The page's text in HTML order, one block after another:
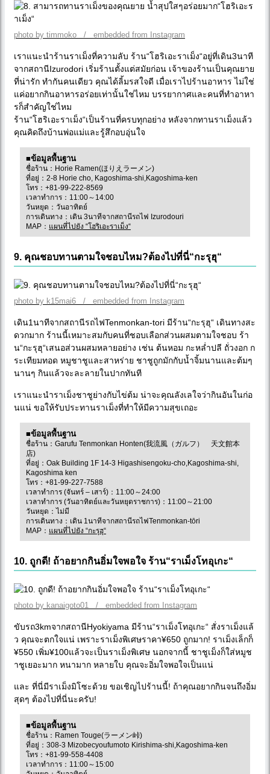
photo by timmoko / embedded from Instagram
เราแนะนำร้านราเม็งที่ความลับ ร้าน“โฮริเอะราเม็ง“อยู่ที่เดิน3นาที
จากสถานีIzurodori เริ่มร้านตั้งแต่สมัยก่อน เจ้าของร้านเป็นคุณยาย
ที่น่ารัก ทำกันคนเดียว คุณได้ลิ้มรสใจดี เมื่อเราไปร้านอาหาร ไม่ใช่
แค่อยากกินอาหารอร่อยเท่านั้นใช่ไหม บรรยากาศและคนที่ทำอาหา
รก็สำคัญใช่ไหม
ร้าน“โฮริเอะราเม็ง“เป็นร้านที่ครบทุกอย่าง หลังจากทานราเม็งแล้ว
คุณคิดถึงบ้านพ่อแม่และรู้สึกอบอุ่นใจ
■ข้อมูลพื้นฐาน
ชื่อร้าน：Horie Ramen(ほりえラーメン)
ที่อยู่：2-8 Horie cho, Kagoshima-shi,Kagoshima-ken
โทร：+81-99-222-8569
เวลาทำการ：11:00～14:00
วันหยุด：วันอาทิตย์
การเดินทาง：เดิน 3นาทีจากสถานีรถไฟ Izurodouri
MAP： แผนที่ไปยัง “โฮริเอะราเม็ง“
9. คุณชอบทานตามใจชอบไหม?ต้องไปที่นี่“กะรุฮุ“
photo by k15mai6 / embedded from Instagram
เดิน1นาทีจากสถานีรถไฟTenmonkan-tori มีร้าน“กะรุฮุ“ เดินทางสะ
ดวกมาก ร้านนี้เหมาะสมกับคนที่ชอบเลือกส่วนผสมตามใจชอบ ร้า
น“กะรุฮุ“เสนอส่วนผสมหลายอย่าง เช่น ต้นหอม กะหล่ำปลี ถั่วงอก ก
ระเทียมทอด หมูชาชูและสาหร่าย ชาชูถูกมักกับน้ำจิ้มนานและต้มๆ
นานๆ กินแล้วจะละลายในปากทันที
เราแนะนำราเม็งชาชูย่างกับไข่ต้ม น่าจะคุณลังเลใจว่ากินอันในก่อ
นแน่ ขอให้รับประทานราเม็งที่ทำให้มีความสุขเถอะ
■ข้อมูลพื้นฐาน
ชื่อร้าน：Garufu Tenmonkan Honten(我流風（ガルフ） 天文館本
店)
ที่อยู่：Oak Building 1F 14-3 Higashisengoku-cho,Kagoshima-shi,
Kagoshima ken
โทร：+81-99-227-7588
เวลาทำการ (จันทร์ – เสาร์)：11:00～24:00
เวลาทำการ (วันอาทิตย์และวันหยุดราชการ)：11:00～21:00
วันหยุด：ไม่มี
การเดินทาง：เดิน 1นาทีจากสถานีรถไฟTenmonkan-tōri
MAP： แผนที่ไปยัง “กะรุฮุ“
10. ถูกดี! ถ้าอยากกินอิ่มใจพอใจ ร้าน“ราเม็งโทอุเกะ“
photo by kanaigoto01 / embedded from Instagram
ขับรถ3kmจากสถานีHyokiyama มีร้าน“ราเม็งโทอุเกะ“ สั่งราเม็งแล้
ว คุณจะตกใจแน่ เพราะราเม็งพิเศษราคา¥650 ถูกมาก! ราเม็งเล็กก็
¥550 เพิ่ม¥100แล้วจะเป็นราเม็งพิเศษ นอกจากนี้ ชาชูเม็งก็ใส่หมูช
าชูเยอะมาก หนามาก หลายใบ คุณจะอิ่มใจพอใจเป็นแน่
และ ที่นี่มีราเม็งมิโซะด้วย ขอเชิญไปร้านนี้! ถ้าคุณอยากกินจนถึงอิ่ม
สุดๆ ต้องไปที่นี่นะครับ!
■ข้อมูลพื้นฐาน
ชื่อร้าน：Ramen Touge(ラーメン峠)
ที่อยู่：308-3 Mizobecyoufumoto Kirishima-shi,Kagoshima-ken
โทร：+81-99-558-4408
เวลาทำการ：11:00～15:00